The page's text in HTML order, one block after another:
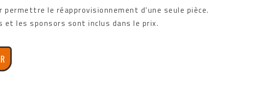
permettre le réapprovisionnement d'une seule pièce.
et les sponsors sont inclus dans le prix.